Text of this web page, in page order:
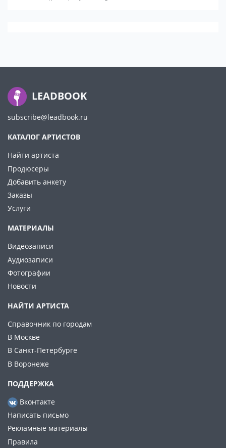
LEADBOOK
subscribe@leadbook.ru
КАТАЛОГ АРТИСТОВ
Найти артиста
Продюсеры
Добавить анкету
Заказы
Услуги
МАТЕРИАЛЫ
Видеозаписи
Аудиозаписи
Фотографии
Новости
НАЙТИ АРТИСТА
Справочник по городам
В Москве
В Санкт-Петербурге
В Воронеже
ПОДДЕРЖКА
Вконтакте
Написать письмо
Рекламные материалы
Правила